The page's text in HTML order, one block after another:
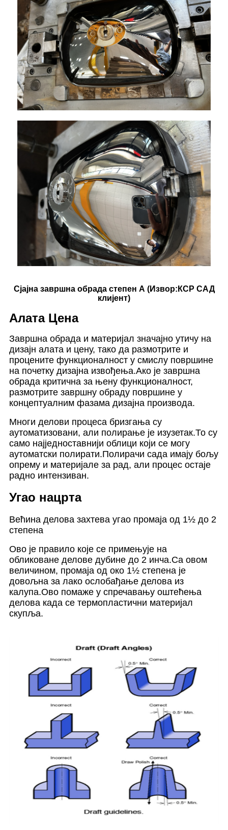
Сјајна завршна обрада степен А (Извор: КСР САД
клијент)
Алата Цена
Завршна обрада и материјал значајно утичу на
дизајн алата и цену, тако да размотрите и
процените функционалност у смислу површине
на почетку дизајна извођења.Ако је завршна
обрада критична за њену функционалност,
размотрите завршну обраду површине у
концептуалним фазама дизајна производа.
Многи делови процеса бризгања су
аутоматизовани, али полирање је изузетак.То су
само најједноставнији облици који се могу
аутоматски полирати.Полирачи сада имају бољу
опрему и материјале за рад, али процес остаје
радно интензиван.
Угао нацрта
Већина делова захтева угао промаја од 1½ до 2
степена
Ово је правило које се примењује на
обликоване делове дубине до 2 инча.Са овом
величином, промаја од око 1½ степена је
довољна за лако ослобађање делова из
калупа.Ово помаже у спречавању оштећења
делова када се термопластични материјал
скупља.